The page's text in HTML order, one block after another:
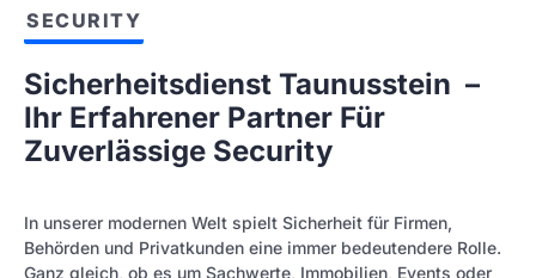
SECURITY
Sicherheitsdienst Taunusstein –
Ihr Erfahrener Partner Für
Zuverlässige Security
In unserer modernen Welt spielt Sicherheit für Firmen,
Behörden und Privatkunden eine immer bedeutendere Rolle.
Ganz gleich, ob es um Sachwerte, Immobilien, Events oder